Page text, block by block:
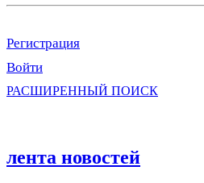
Регистрация
Войти
РАСШИРЕННЫЙ ПОИСК
лента новостей